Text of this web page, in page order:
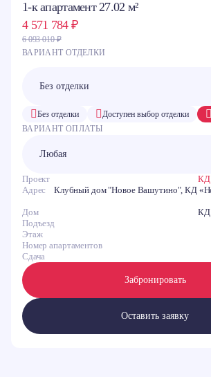
1-к апартамент 27.02 м²
4 571 784 ₽
6 093 010 ₽
ВАРИАНТ ОТДЕЛКИ
Без отделки
Доступен выбор отделки
ВАРИАНТ ОПЛАТЫ
Проект
КД
Адрес
Клубный дом "Новое Вашутино", КД
Дом
КД
Подъезд
Этаж
Номер апартаментов
Сдача
Забронировать
Оставить заявку